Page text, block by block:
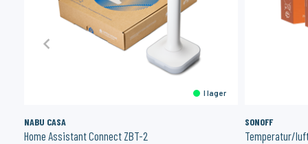
I lager
NABU CASA
Home Assistant Connect ZBT-2
SONOFF